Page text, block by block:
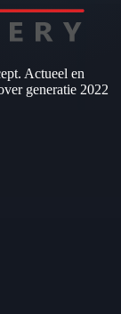
Actueel en
generatie 2022